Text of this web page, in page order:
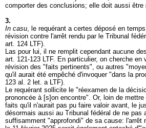
comporter des conclusions; elle doit aussi être
3.
In casu, le requérant a certes déposé en
révision contre l'arrêt rendu par le Tribunal
art. 124 LTF).
Las pour lui, il ne remplit cependant aucune
art. 121-123 LTF. En particulier, on cherche en
révision des "faits pertinents", ou autres
qu'il aurait été empêché d'invoquer "dans la
123 al. 2 let. a LTF).
Le requérant sollicite le "réexamen de la
prononcée à [s]on encontre". Or, loin de
faits qu'il n'aurait pas pu faire valoir avant, le
désormais aussi au Tribunal fédéral de ne pas
suffisamment "approfondi" de sa cause: l'arrêt